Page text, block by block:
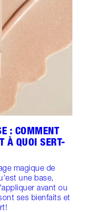
: COMMENT
À QUOI SERT-
magique de
une base,
avant ou
ses bienfaits et